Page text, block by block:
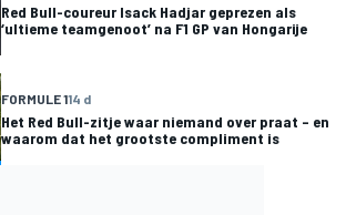
Red Bull-coureur Isack Hadjar geprezen als
‘ultieme teamgenoot’ na F1 GP van Hongarije
FORMULE 114 d
Het Red Bull-zitje waar niemand over praat – en
waarom dat het grootste compliment is